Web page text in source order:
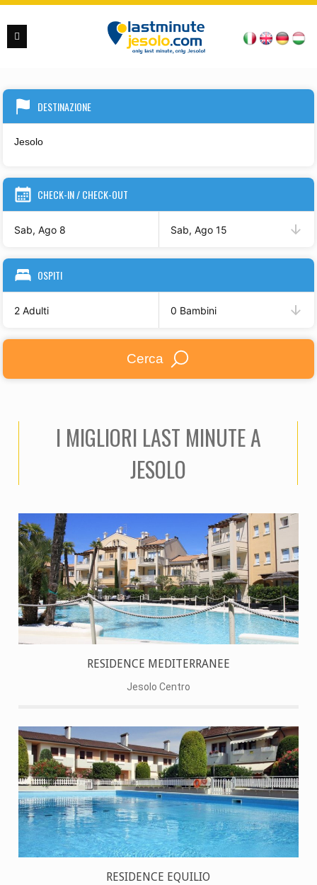
DESTINAZIONE
CHECK-IN / CHECK-OUT
Sab, Ago 8 Sab, Ago 15
OSPITI
2 Adulti 0 Bambini
Cerca
I MIGLIORI LAST MINUTE A
JESOLO
RESIDENCE MEDITERRANEE
Jesolo Centro
RESIDENCE EQUILIO